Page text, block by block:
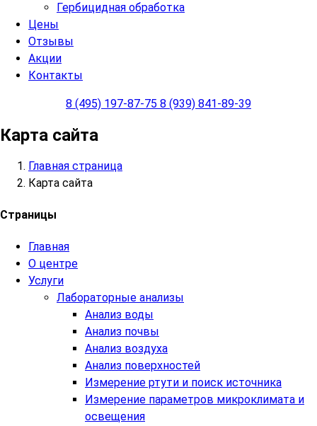
Гербицидная обработка
Цены
Отзывы
Акции
Контакты
8 (495) 197-87-75 8 (939) 841-89-39
Карта сайта
Главная страница
Карта сайта
Страницы
Главная
О центре
Услуги
Лабораторные анализы
Анализ воды
Анализ почвы
Анализ воздуха
Анализ поверхностей
Измерение ртути и поиск источника
Измерение параметров микроклимата и
освещения